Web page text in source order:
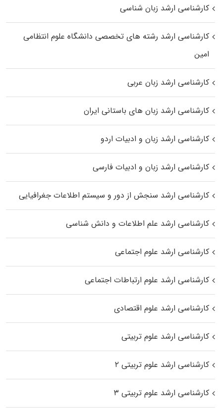
کارشناسی ارشد زبان شناسی
کارشناسی ارشد رﺷﺘﻪ ﻫﺎی تخصصی داﻧﺸﮕﺎه ﻋﻠﻮم انتظامی
اﻣﻴﻦ
کارشناسی ارشد زبان عربی
کارشناسی ارشد زبان‌ های باستانی ایران
کارشناسی ارشد زبان و ادبیات اردو
کارشناسی ارشد زبان و ادبیات فارسی
کارشناسی ارشد سنجش از دور و سیستم اطلاعات جغرافیایی
کارشناسی ارشد علم اطلاعات و دانش شناسی
کارشناسی ارشد علوم اجتماعی
کارشناسی ارشد علوم ارتباطات اجتماعی
کارشناسی ارشد علوم اقتصادی
کارشناسی ارشد علوم تربیتی
کارشناسی ارشد علوم تربیتی ۲
کارشناسی ارشد علوم تربیتی ۳